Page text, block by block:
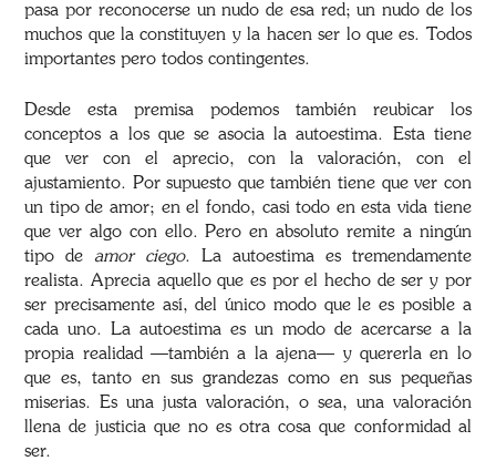
pasa por reconocerse un nudo de esa red; un nudo de los
muchos que la constituyen y la hacen ser lo que es. Todos
importantes pero todos contingentes.
Desde esta premisa podemos también reubicar los
conceptos a los que se asocia la autoestima. Esta tiene
que ver con el aprecio, con la valoración, con el
ajustamiento. Por supuesto que también tiene que ver con
un tipo de amor; en el fondo, casi todo en esta vida tiene
que ver algo con ello. Pero en absoluto remite a ningún
tipo deamor ciego. La autoestima es tremendamente
realista. Aprecia aquello que es por el hecho de ser y por
ser precisamente así, del único modo que le es posible a
cada uno. La autoestima es un modo de acercarse a la
propia realidad —también a la ajena— y quererla en lo
que es, tanto en sus grandezas como en sus pequeñas
miserias. Es una justa valoración, o sea, una valoración
llena de justicia que no es otra cosa que conformidad al
ser.